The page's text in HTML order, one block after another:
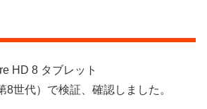
HD 8 タブレット
8世代）で検証、確認しました。